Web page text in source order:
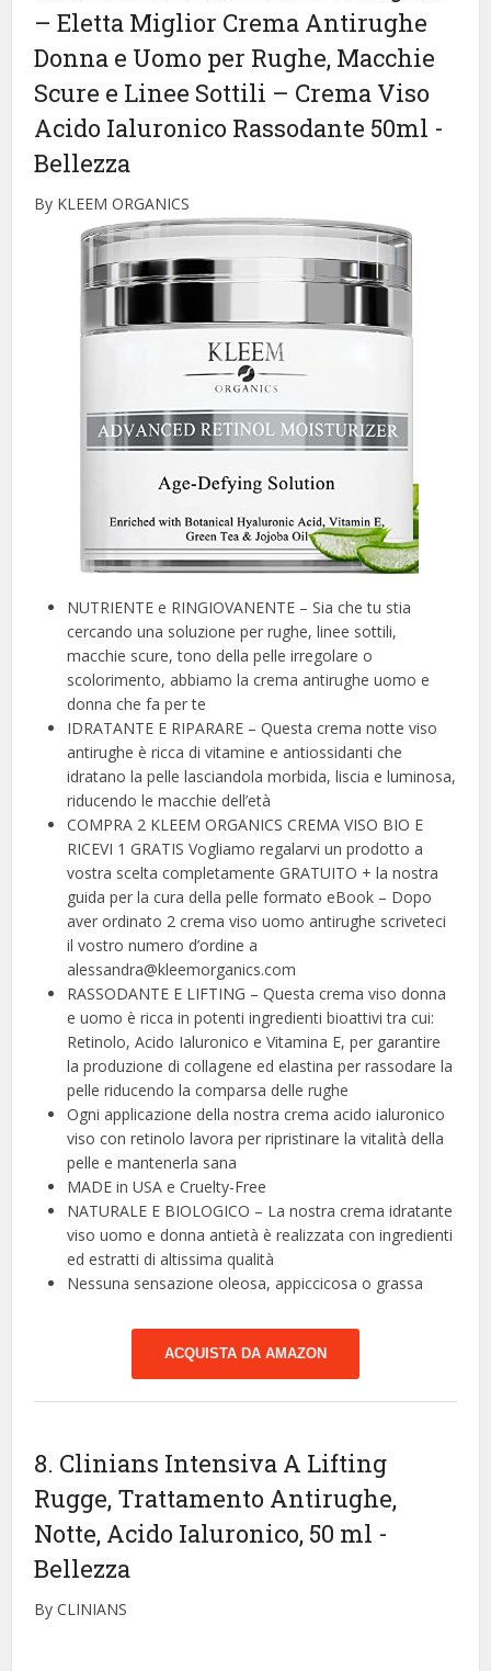
– Eletta Miglior Crema Antirughe
Donna e Uomo per Rughe, Macchie
Scure e Linee Sottili – Crema Viso
Acido Ialuronico Rassodante 50ml -
Bellezza
By KLEEM ORGANICS
NUTRIENTE e RINGIOVANENTE – Sia che tu stia
cercando una soluzione per rughe, linee sottili,
macchie scure, tono della pelle irregolare o
scolorimento, abbiamo la crema antirughe uomo e
donna che fa per te
IDRATANTE E RIPARARE – Questa crema notte viso
antirughe è ricca di vitamine e antiossidanti che
idratano la pelle lasciandola morbida, liscia e luminosa,
riducendo le macchie dell’età
COMPRA 2 KLEEM ORGANICS CREMA VISO BIO E
RICEVI 1 GRATIS Vogliamo regalarvi un prodotto a
vostra scelta completamente GRATUITO + la nostra
guida per la cura della pelle formato eBook – Dopo
aver ordinato 2 crema viso uomo antirughe scriveteci
il vostro numero d’ordine a
alessandra@kleemorganics.com
RASSODANTE E LIFTING – Questa crema viso donna
e uomo è ricca in potenti ingredienti bioattivi tra cui:
Retinolo, Acido Ialuronico e Vitamina E, per garantire
la produzione di collagene ed elastina per rassodare la
pelle riducendo la comparsa delle rughe
Ogni applicazione della nostra crema acido ialuronico
viso con retinolo lavora per ripristinare la vitalità della
pelle e mantenerla sana
MADE in USA e Cruelty-Free
NATURALE E BIOLOGICO – La nostra crema idratante
viso uomo e donna antietà è realizzata con ingredienti
ed estratti di altissima qualità
Nessuna sensazione oleosa, appiccicosa o grassa
ACQUISTA DA AMAZON
8. Clinians Intensiva A Lifting
Rugge, Trattamento Antirughe,
Notte, Acido Ialuronico, 50 ml -
Bellezza
By CLINIANS